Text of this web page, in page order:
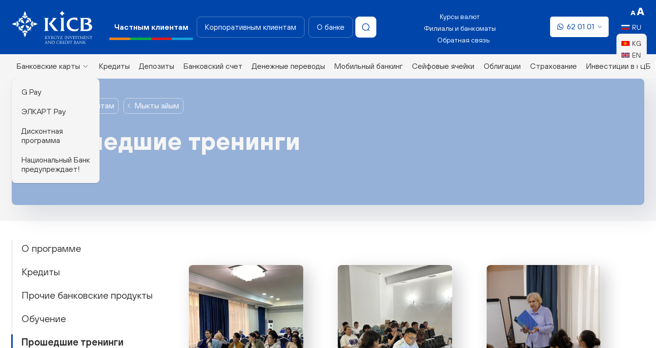
RU
KG
EN
Частным клиентам Корпоративным клиентам О банке
Банковские карты
G Pay
ЭЛКАРТ Pay
Дисконтная
программа
Национальный Банк
предупреждает!
Кредиты Депозиты Банковский счет Денежные переводы Мобильный банкинг Сейфовые ячейки Облигации Страхование Инвестиции в ГЦБ
Курсы валют
Филиалы и банкоматы
Обратная связь
62 01 01
Частным клиентам Мыкты айым
Прошедшие тренинги
О программе
Кредиты
Прочие банковские продукты
Обучение
Прошедшие тренинги